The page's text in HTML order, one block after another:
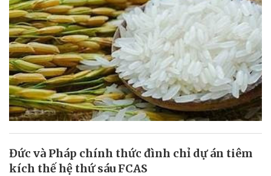
Đức và Pháp chính thức đình chỉ dự án tiêm
kích thế hệ thứ sáu FCAS